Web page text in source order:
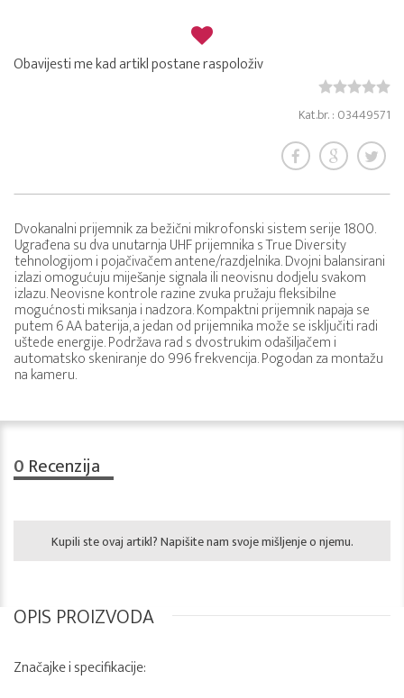
Obavijesti me kad artikl postane raspoloživ
Kat.br. : 03449571
Dvokanalni prijemnik za bežični mikrofonski sistem serije 1800.
Ugrađena su dva unutarnja UHF prijemnika s True Diversity
tehnologijom i pojačivačem antene/razdjelnika. Dvojni balansirani
izlazi omogućuju miješanje signala ili neovisnu dodjelu svakom
izlazu. Neovisne kontrole razine zvuka pružaju fleksibilne
mogućnosti miksanja i nadzora. Kompaktni prijemnik napaja se
putem 6 AA baterija, a jedan od prijemnika može se isključiti radi
uštede energije. Podržava rad s dvostrukim odašiljačem i
automatsko skeniranje do 996 frekvencija. Pogodan za montažu
na kameru.
0 Recenzija
Kupili ste ovaj artikl? Napišite nam svoje mišljenje o njemu.
OPIS PROIZVODA
Značajke i specifikacije: